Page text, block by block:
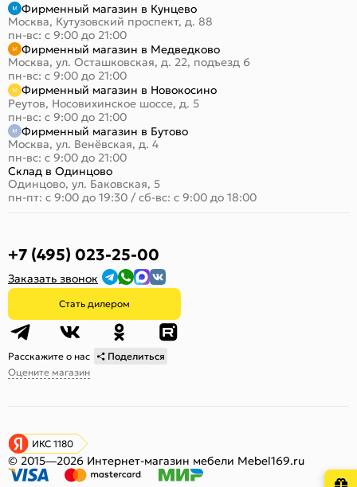
Фирменный магазин в Кунцево
Москва, Кутузовский проспект, д. 88
пн-вс: с 9:00 до 21:00
Фирменный магазин в Медведково
Москва, ул. Осташковская, д. 22, подъезд 6
пн-вс: с 9:00 до 21:00
Фирменный магазин в Новокосино
Реутов, Носовихинское шоссе, д. 5
пн-вс: с 9:00 до 21:00
Фирменный магазин в Бутово
Москва, ул. Венёвская, д. 4
пн-вс: с 9:00 до 21:00
Склад в Одинцово
Одинцово, ул. Баковская, 5
пн-пт: с 9:00 до 19:30 / сб-вс: с 9:00 до 18:00
+7 (495) 023-25-00
Заказать звонок
Стать дилером
Расскажите о нас
Поделиться
Оцените магазин
ИКС 1180
© 2015—2026 Интернет-магазин мебели Mebel169.ru